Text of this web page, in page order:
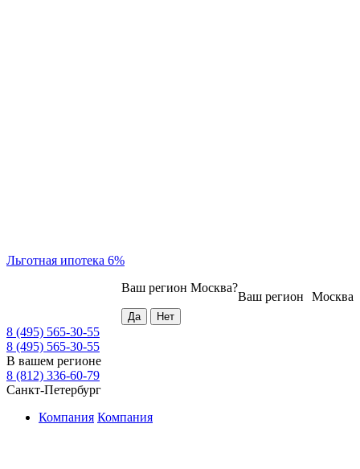
Льготная ипотека 6%
Москва
Ваш регион
Ваш регион Москва?
8 (495) 565-30-55
8 (495) 565-30-55
В вашем регионе
8 (812) 336-60-79
Санкт-Петербург
Компания Компания